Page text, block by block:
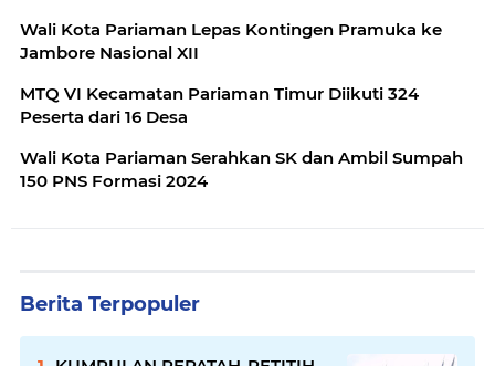
Wali Kota Pariaman Lepas Kontingen Pramuka ke
Jambore Nasional XII
MTQ VI Kecamatan Pariaman Timur Diikuti 324
Peserta dari 16 Desa
Wali Kota Pariaman Serahkan SK dan Ambil Sumpah
150 PNS Formasi 2024
Berita Terpopuler